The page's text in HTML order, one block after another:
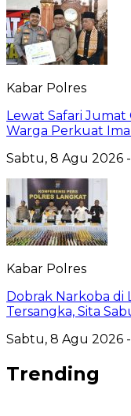
Kabar Polres
Lewat Safari
Warga Perkuat
Sabtu, 8 Agu 2026 -
Kabar Polres
Dobrak Narkoba di
Tersangka, Sita
Sabtu, 8 Agu 2026
Trending